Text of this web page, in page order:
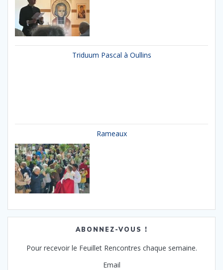
Triduum Pascal à Oullins
Rameaux
ABONNEZ-VOUS !
Pour recevoir le Feuillet Rencontres chaque semaine.
Email